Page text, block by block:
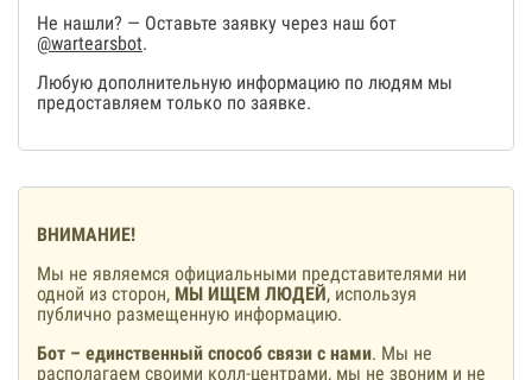
Не нашли? — Оставьте заявку через наш бот
@wartearsbot.
Любую дополнительную информацию по людям мы
предоставляем только по заявке.
ВНИМАНИЕ!
Мы не являемся официальными представителями ни
одной из сторон, МЫ ИЩЕМ ЛЮДЕЙ, используя
публично размещенную информацию.
Бот – единственный способ связи с нами. Мы не
располагаем своими колл-центрами, мы не звоним и не